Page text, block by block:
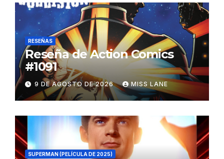
RESEÑAS
Reseña de Action Comics
#1091
9 DE AGOSTO DE 2026 MISS LANE
SUPERMAN (PELÍCULA DE 2025)